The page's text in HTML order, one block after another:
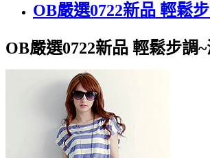
OB嚴選0722新品 輕鬆
OB嚴選0722新品 輕鬆步調